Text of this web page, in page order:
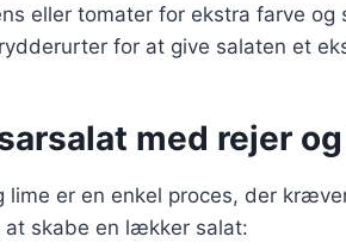
eller tomater for ekstra farve og
for at give salaten et
med rejer
er en enkel proces, der
skabe en lækker salat: